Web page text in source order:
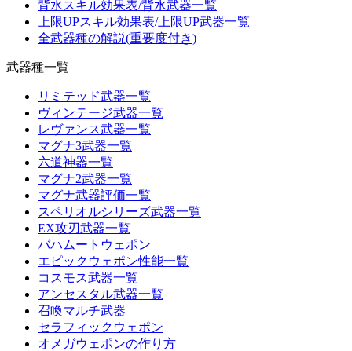
背水スキル効果表/背水武器一覧
上限UPスキル効果表/上限UP武器一覧
全武器種の解説(重要度付き)
武器種一覧
リミテッド武器一覧
ヴィンテージ武器一覧
レヴァンス武器一覧
マグナ3武器一覧
六道神器一覧
マグナ2武器一覧
マグナ武器評価一覧
スペリオルシリーズ武器一覧
EX攻刃武器一覧
バハムートウェポン
エピックウェポン性能一覧
コスモス武器一覧
アンセスタル武器一覧
召喚マルチ武器
セラフィックウェポン
オメガウェポンの作り方